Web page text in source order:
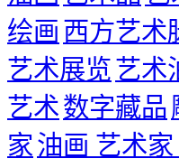
绘画 西方艺术
艺术展览艺术
艺术数字藏品
家 油画 艺术